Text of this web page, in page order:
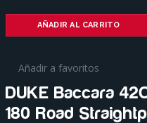
AÑADIR AL CARRITO
Añadir a favoritos
DUKE Baccara
180 Road